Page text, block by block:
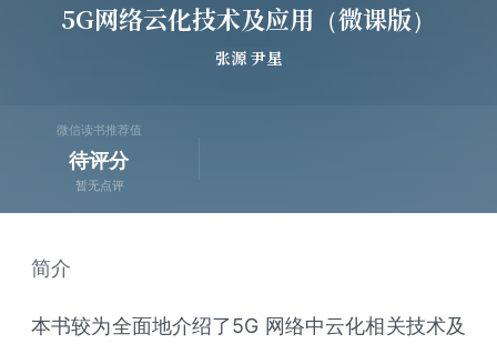
5G网络云化技术及应用（微课版）
张源 尹星
微信读书推荐值
待评分
暂无点评
简介
本书较为全面地介绍了5G 网络中云化相关技术及